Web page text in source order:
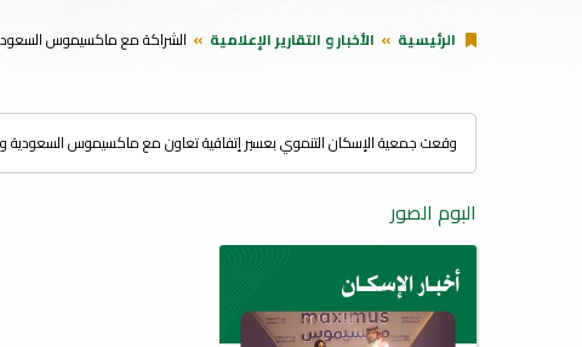
الرئيسية الأخبار و التقارير الإعلامية الشراكة مع ماكسيموس
وقعت جمعية الإسكان التنموي بعسير إتفاقية تعاون مع ماكسيموس السعودية
البوم الصور